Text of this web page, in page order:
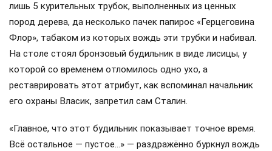
лишь 5 курительных трубок, выполненных из ценных
пород дерева, да несколько пачек папирос «Герцеговина
Флор», табаком из которых вождь эти трубки и набивал.
На столе стоял бронзовый будильник в виде лисицы, у
которой со временем отломилось одно ухо, а
реставрировать этот атрибут, как вспоминал начальник
его охраны Власик, запретил сам Сталин.
«Главное, что этот будильник показывает точное время.
Всё остальное — пустое…» — раздражённо буркнул вождь